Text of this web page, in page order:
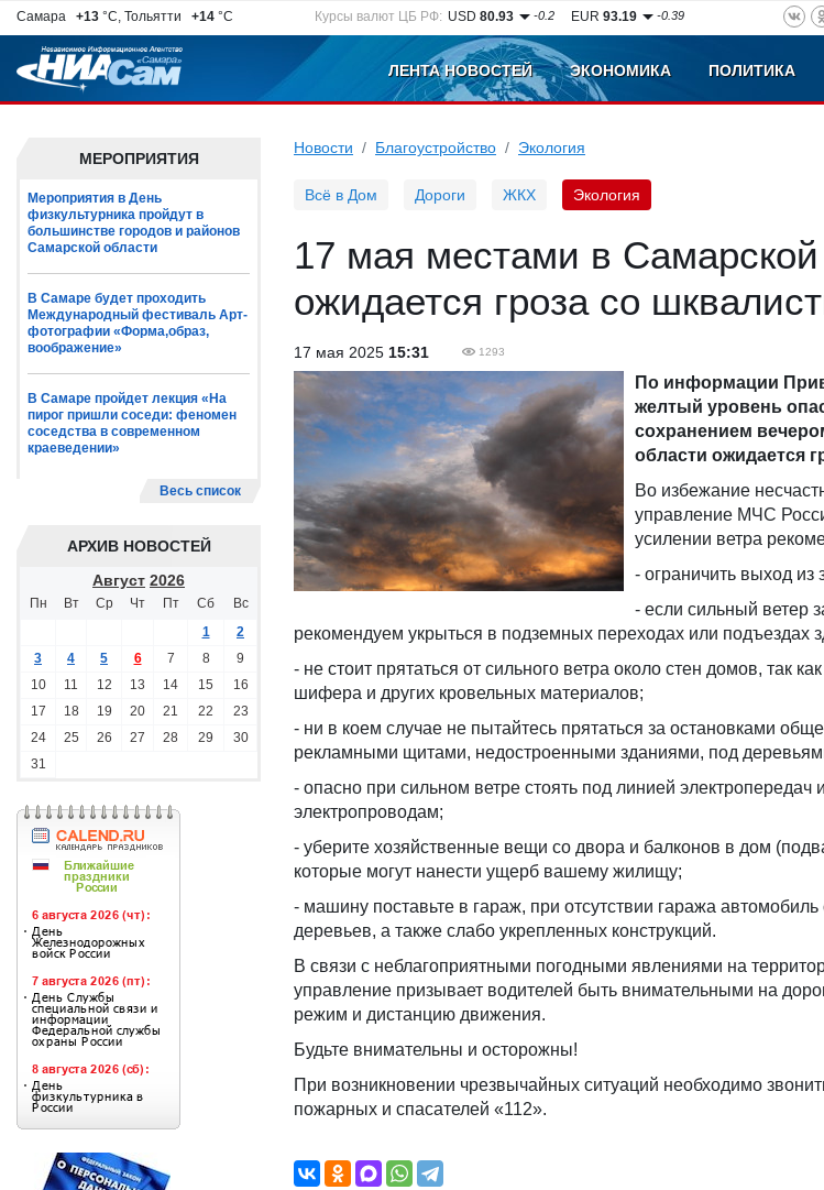
Самара +13 °C, Тольятти +14 °C Курсы валют ЦБ РФ: USD80.93 -0.2 EUR93.19 -0.39
ЛЕНТА НОВОСТЕЙ ЭКОНОМИКА ПОЛИТИКА
МЕРОПРИЯТИЯ
Мероприятия в День
физкультурника пройдут в
большинстве городов и районов
Самарской области
В Самаре будет проходить
Международный фестиваль Арт-
фотографии «Форма,образ,
воображение»
В Самаре пройдет лекция «На
пирог пришли соседи: феномен
соседства в современном
краеведении»
Весь список
АРХИВ НОВОСТЕЙ
Август 2026
Пн Вт Ср Чт Пт Сб
Вс
1
2
3
4 5 6 7 8
9
10
11 12 13 14 15
16
17
18 19 20 21 22
23
24
25 26 27 28 29
30
31
Новости Благоустройство Экология
Всё в Дом Дороги ЖКХ Экология
17 мая местами в Самарской
ожидается гроза со
17 мая 2025 15:31 1293
По информации
желтый уровень
сохранением
области ожидается
Во избежание
управление МЧС
усилении ветра
- ограничить выход из
- если сильный ветер
рекомендуем укрыться в подземных переходах или подъездах
- не стоит прятаться от сильного ветра около стен домов, так
шифера и других кровельных материалов;
- ни в коем случае не пытайтесь прятаться за остановками
рекламными щитами, недостроенными зданиями, под
- опасно при сильном ветре стоять под линией
электропроводам;
- уберите хозяйственные вещи со двора и балконов в дом
которые могут нанести ущерб вашему жилищу;
- машину поставьте в гараж, при отсутствии гаража автомобиль
деревьев, а также слабо укрепленных конструкций.
В связи с неблагоприятными погодными явлениями на
управление призывает водителей быть внимательными на
режим и дистанцию движения.
Будьте внимательны и осторожны!
При возникновении чрезвычайных ситуаций необходимо
пожарных и спасателей «112».